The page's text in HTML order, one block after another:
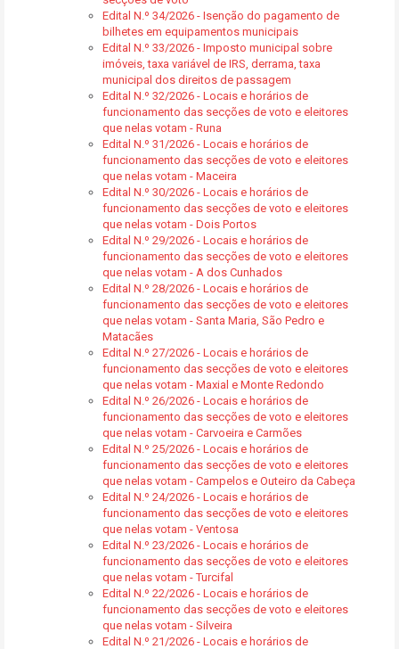
Edital N.º 34/2026 - Isenção do pagamento de
bilhetes em equipamentos municipais
Edital N.º 33/2026 - Imposto municipal sobre
imóveis, taxa variável de IRS, derrama, taxa
municipal dos direitos de passagem
Edital N.º 32/2026 - Locais e horários de
funcionamento das secções de voto e eleitores
que nelas votam - Runa
Edital N.º 31/2026 - Locais e horários de
funcionamento das secções de voto e eleitores
que nelas votam - Maceira
Edital N.º 30/2026 - Locais e horários de
funcionamento das secções de voto e eleitores
que nelas votam - Dois Portos
Edital N.º 29/2026 - Locais e horários de
funcionamento das secções de voto e eleitores
que nelas votam - A dos Cunhados
Edital N.º 28/2026 - Locais e horários de
funcionamento das secções de voto e eleitores
que nelas votam - Santa Maria, São Pedro e
Matacães
Edital N.º 27/2026 - Locais e horários de
funcionamento das secções de voto e eleitores
que nelas votam - Maxial e Monte Redondo
Edital N.º 26/2026 - Locais e horários de
funcionamento das secções de voto e eleitores
que nelas votam - Carvoeira e Carmões
Edital N.º 25/2026 - Locais e horários de
funcionamento das secções de voto e eleitores
que nelas votam - Campelos e Outeiro da Cabeça
Edital N.º 24/2026 - Locais e horários de
funcionamento das secções de voto e eleitores
que nelas votam - Ventosa
Edital N.º 23/2026 - Locais e horários de
funcionamento das secções de voto e eleitores
que nelas votam - Turcifal
Edital N.º 22/2026 - Locais e horários de
funcionamento das secções de voto e eleitores
que nelas votam - Silveira
Edital N.º 21/2026 - Locais e horários de